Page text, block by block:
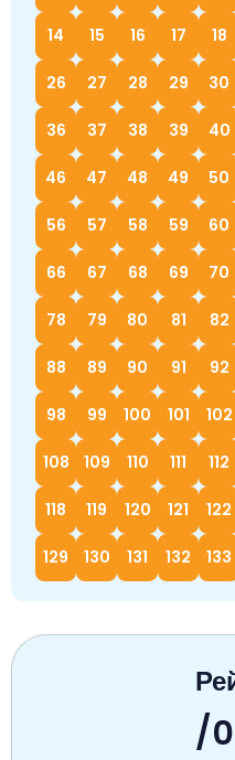
14 15 16 17 18
26 27 28 29 30
36 37 38 39 40
46 47 48 49 50
56 57 58 59 60
66 67 68 69 70
78 79 80 81 82
88 89 90 91 92
98 99 100 101 102
108 109 110 111 112
118 119 120 121 122
129 130 131 132 133
/0